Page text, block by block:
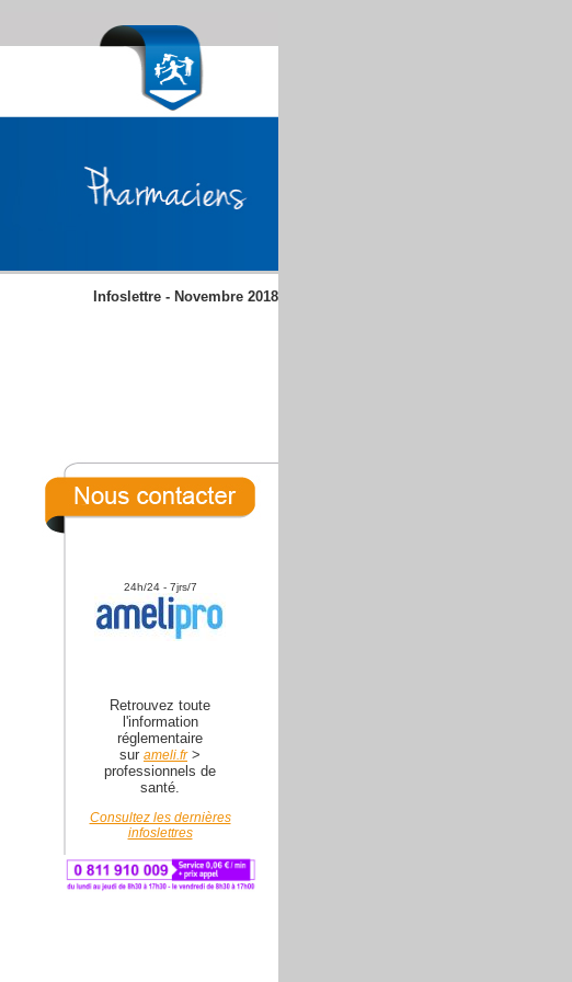
Infoslettre - Novembre 2018
24h/24 - 7jrs/7
Retrouvez toute
l'information
réglementaire
sur ameli.fr>
professionnels de
santé.
Consultez les dernières
infoslettres